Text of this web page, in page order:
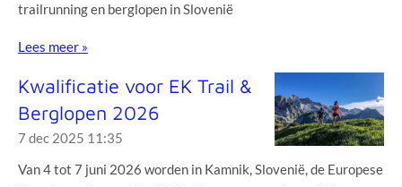
trailrunning en berglopen in Slovenië
Lees meer »
Kwalificatie voor EK Trail &
Berglopen 2026
7 dec 2025 11:35
Van 4 tot 7 juni 2026 worden in Kamnik, Slovenië, de Europese